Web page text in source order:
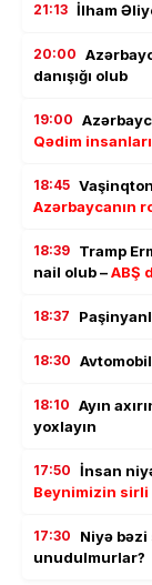
21:13 İlham
20:00
danışığı olub
19:00
Qədim
18:45
Azərbaycanın
18:39 Tramp
nail olub –ABŞ
18:37
18:30
18:10 Ayın
yoxlayın
17:50 İnsan
Beynimizin sirli
17:30
Niyə
unudulmurlar?